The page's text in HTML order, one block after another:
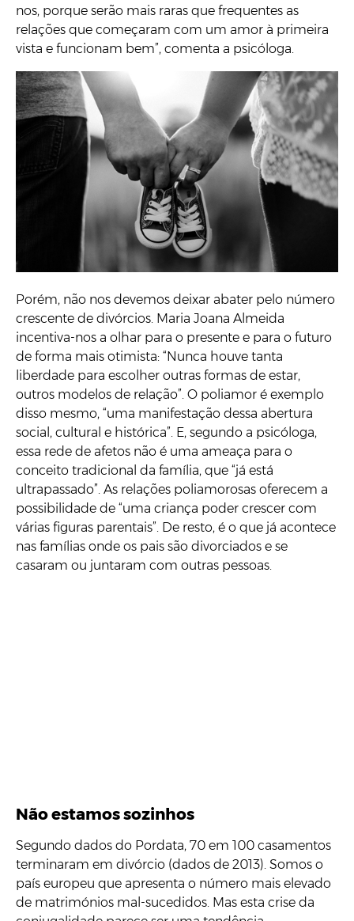
nos, porque serão mais raras que frequentes as
relações que começaram com um amor à primeira
vista e funcionam bem”, comenta a psicóloga.
Porém, não nos devemos deixar abater pelo número
crescente de divórcios. Maria Joana Almeida
incentiva-nos a olhar para o presente e para o futuro
de forma mais otimista: “Nunca houve tanta
liberdade para escolher outras formas de estar,
outros modelos de relação”. O poliamor é exemplo
disso mesmo, “uma manifestação dessa abertura
social, cultural e histórica”. E, segundo a psicóloga,
essa rede de afetos não é uma ameaça para o
conceito tradicional da família, que “já está
ultrapassado”. As relações poliamorosas oferecem a
possibilidade de “uma criança poder crescer com
várias figuras parentais”. De resto, é o que já acontece
nas famílias onde os pais são divorciados e se
casaram ou juntaram com outras pessoas.
Não estamos sozinhos
Segundo dados do Pordata, 70 em 100 casamentos
terminaram em divórcio (dados de 2013). Somos o
país europeu que apresenta o número mais elevado
de matrimónios mal-sucedidos. Mas esta crise da